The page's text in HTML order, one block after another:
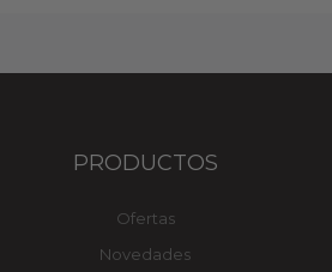
PRODUCTOS
Ofertas
Novedades